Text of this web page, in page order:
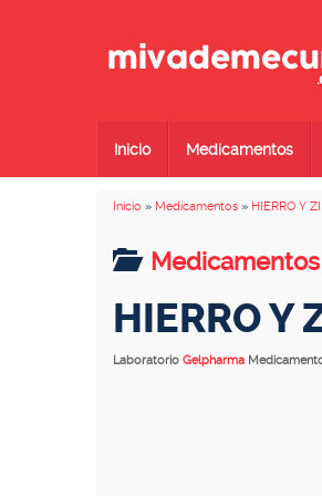
Inicio Medicamentos
Inicio » Medicamentos » HIERRO Y
Medicamentos
HIERRO Y
Laboratorio Gelpharma